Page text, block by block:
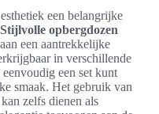
een belangrijke
Stijlvolle opbergdozen
een aantrekkelijke
in verschillende
een set kunt
smaak. Het gebruik van
zelfs dienen als